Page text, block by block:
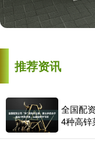
推荐资讯
全国配
4种高锌